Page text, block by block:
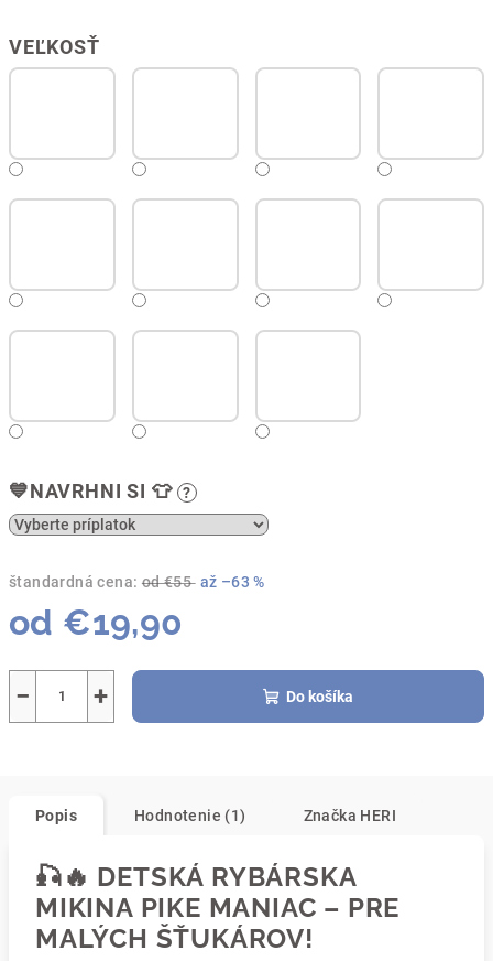
VEĽKOSŤ
💙NAVRHNI SI 👕 ?
štandardná cena: od €55 až –63 %
od €19,90
+
− Do košíka
Popis Hodnotenie (1) Značka HERI
🎣🔥 DETSKÁ RYBÁRSKA
MIKINA PIKE MANIAC – PRE
MALÝCH ŠŤUKÁROV!